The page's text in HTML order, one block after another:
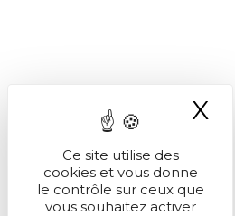
Ce site utilise des
cookies et vous donne
le contrôle sur ceux que
vous souhaitez activer
X